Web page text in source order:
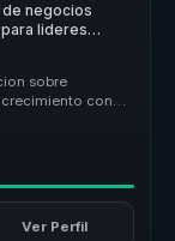
negocios
lideres
sobre
con
Ver Perfil